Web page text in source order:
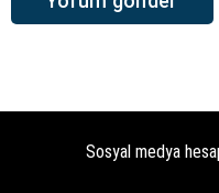
Sosyal medya